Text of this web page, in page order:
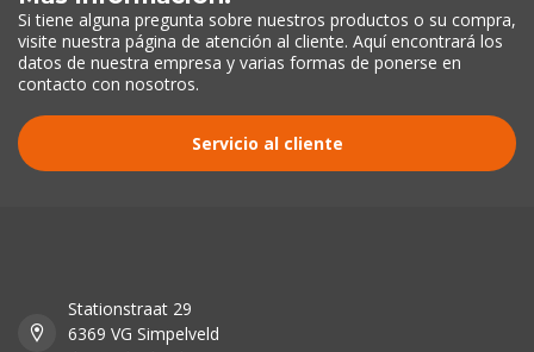
Si tiene alguna pregunta sobre nuestros productos o su compra,
visite nuestra página de atención al cliente. Aquí encontrará los
datos de nuestra empresa y varias formas de ponerse en
contacto con nosotros.
Servicio al cliente
Stationstraat 29
6369 VG Simpelveld